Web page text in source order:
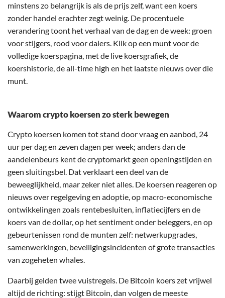
minstens zo belangrijk is als de prijs zelf, want een koers
zonder handel erachter zegt weinig. De procentuele
verandering toont het verhaal van de dag en de week: groen
voor stijgers, rood voor dalers. Klik op een munt voor de
volledige koerspagina, met de live koersgrafiek, de
koershistorie, de all-time high en het laatste nieuws over die
munt.
Waarom crypto koersen zo sterk bewegen
Crypto koersen komen tot stand door vraag en aanbod, 24
uur per dag en zeven dagen per week; anders dan de
aandelenbeurs kent de cryptomarkt geen openingstijden en
geen sluitingsbel. Dat verklaart een deel van de
beweeglijkheid, maar zeker niet alles. De koersen reageren op
nieuws over regelgeving en adoptie, op macro-economische
ontwikkelingen zoals rentebesluiten, inflatiecijfers en de
koers van de dollar, op het sentiment onder beleggers, en op
gebeurtenissen rond de munten zelf: netwerkupgrades,
samenwerkingen, beveiligingsincidenten of grote transacties
van zogeheten whales.
Daarbij gelden twee vuistregels. De Bitcoin koers zet vrijwel
altijd de richting: stijgt Bitcoin, dan volgen de meeste